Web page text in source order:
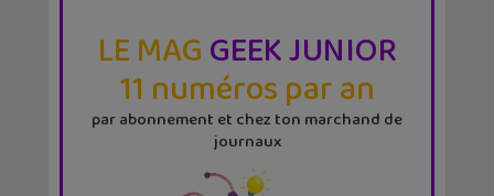
LE MAGGEEK JUNIOR
11 numéros par an
par abonnement et chez ton marchand de
journaux